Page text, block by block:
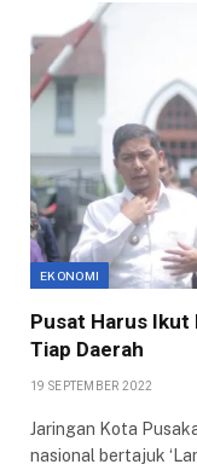
EKONOMI
Pusat Harus Ikut
Tiap Daerah
19 SEPTEMBER 2022
Jaringan Kota
nasional bertajuk